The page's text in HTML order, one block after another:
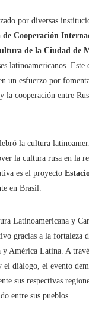
por diversas
Cooperación
de la Ciudad de
latinoamericanos.
un esfuerzo por
la cooperación entre
la cultura
la cultura rusa en la
es el proyecto
en Brasil.
Latinoamericana y
gracias a la fortaleza
y América Latina. A
el diálogo, el evento
sus respectivas
entre sus pueblos.